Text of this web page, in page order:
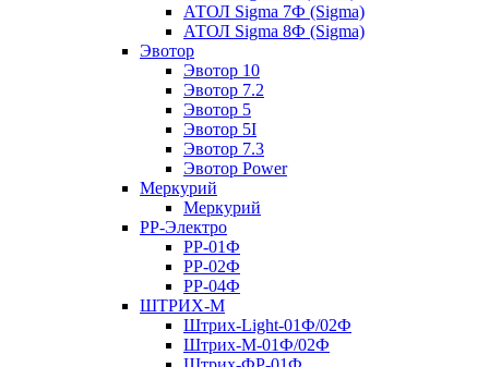
АТОЛ Sigma 7Ф (Sigma)
АТОЛ Sigma 8Ф (Sigma)
Эвотор
Эвотор 10
Эвотор 7.2
Эвотор 5
Эвотор 5I
Эвотор 7.3
Эвотор Power
Меркурий
Меркурий
РР-Электро
РР-01Ф
РР-02Ф
РР-04Ф
ШТРИХ-М
Штрих-Light-01Ф/02Ф
Штрих-М-01Ф/02Ф